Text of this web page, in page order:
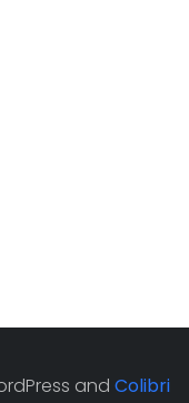
and Colibri